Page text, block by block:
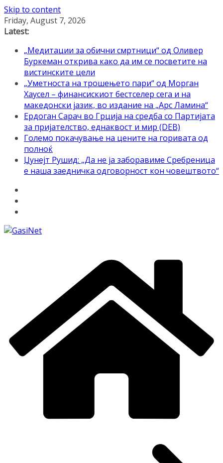
Skip to content
Friday, August 7, 2026
Latest:
„Медитации за обични смртници“ од Оливер
Буркеман открива како да им се посветите на
вистинските цели
„Уметноста на трошењето пари“ од Морган
Хаусел – финансискиот бестселер сега и на
македонски јазик, во издание на „Арс Ламина“
Ердоган Сарач во Грција на средба со Партијата
за пријателство, еднаквост и мир (DEB)
Големо покачување на цените на горивата од
полноќ
Џунејт Рушид: „Да не ја заборавиме Сребреница
е наша заедничка одговорност кон човештвото“